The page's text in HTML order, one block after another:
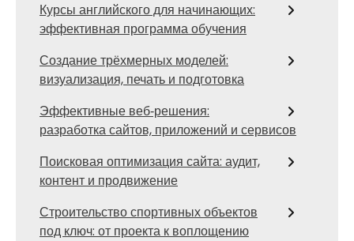
Курсы английского для начинающих:
эффективная программа обучения
Создание трёхмерных моделей:
визуализация, печать и подготовка
Эффективные веб‑решения:
разработка сайтов, приложений и сервисов
Поисковая оптимизация сайта: аудит,
контент и продвижение
Строительство спортивных объектов
под ключ: от проекта к воплощению